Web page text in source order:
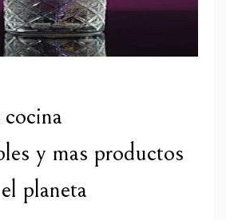
y mas productos
planeta